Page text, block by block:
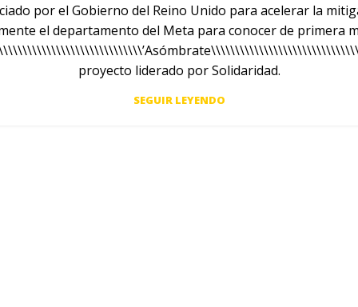
por el Gobierno del Reino Unido para acelerar la
el departamento del Meta para conocer de primera
proyecto liderado por Solidaridad.
SEGUIR LEYENDO